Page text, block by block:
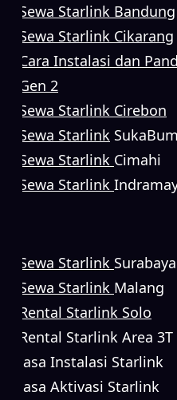
Sewa Starlink Bandung
Sewa Starlink Cikarang
Cara Instalasi dan
Gen 2
Sewa Starlink Cirebon
Sewa Starlink
Sewa Starlink Cimahi
Sewa Starlink
Sewa Starlink Surabaya
Sewa Starlink Malang
Rental Starlink Solo
Rental Starlink Area 3T
Jasa Instalasi Starlink
Jasa Aktivasi Starlink